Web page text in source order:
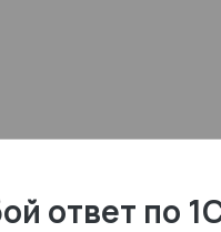
ответ по